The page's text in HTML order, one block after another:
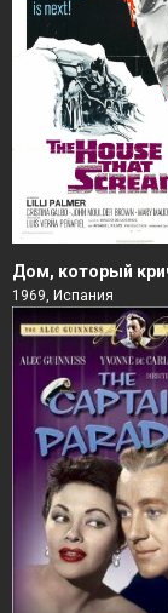
Дом, который
1969, Испания